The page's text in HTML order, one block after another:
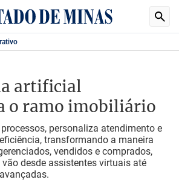
artificial
o ramo imobiliário
personaliza atendimento e
transformando a maneira
vendidos e comprados,
desde assistentes virtuais até